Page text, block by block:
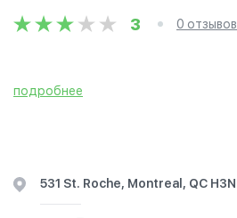
3 0 отзывов
подробнее
531 St. Roche, Montreal, QC H3N